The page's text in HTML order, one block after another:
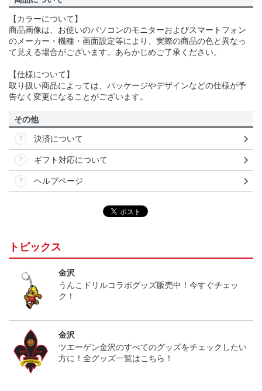
【カラーについて】
商品画像は、お使いのパソコンのモニターおよびスマートフォン
のメーカー・機種・画面設定等により、実際の商品の色と異なっ
て見える場合がございます。あらかじめご了承ください。
【仕様について】
取り扱い商品によっては、パッケージやデザインなどの仕様が予
告なく変更になることがございます。
その他
決済について
ギフト対応について
ヘルプページ
トピックス
金沢
うんこドリルコラボグッズ販売中！今すぐチェッ
ク！
金沢
ツエーゲン金沢のすべてのグッズをチェックしたい
方に！全グッズ一覧はこちら！